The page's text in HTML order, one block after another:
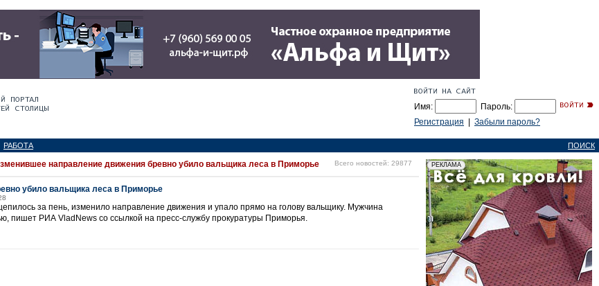
Имя:
Пароль:
Регистрация
Забыли пароль?
РАБОТА ПОИСК
направление движения бревно убило вальщика леса в Приморье Всего новостей: 29877
убило вальщика леса в Приморье
за пень, изменило направление движения и упало прямо на голову вальщику. Мужчина
пишет РИА VladNews со ссылкой на пресс-службу прокуратуры Приморья.